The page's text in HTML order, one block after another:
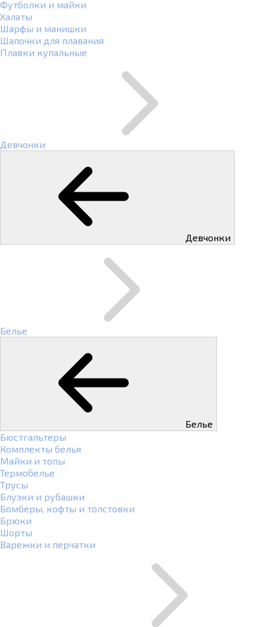
Футболки и майки
Халаты
Шарфы и манишки
Шапочки для плавания
Плавки купальные
Девчонки
Девчонки
Белье
Белье
Бюстгальтеры
Комплекты белья
Майки и топы
Термобелье
Трусы
Блузки и рубашки
Бомберы, кофты и толстовки
Брюки
Шорты
Варежки и перчатки